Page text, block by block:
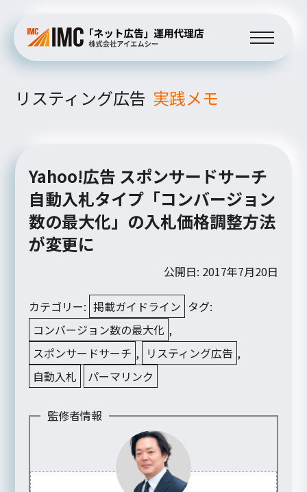
リスティング広告 実践メモ
Yahoo!広告 スポンサードサーチ
自動入札タイプ「コンバージョン
数の最大化」の入札価格調整方法
が変更に
公開日: 2017年7月20日
カテゴリー: 掲載ガイドライン タグ:
コンバージョン数の最大化 ,
スポンサードサーチ , リスティング広告 ,
自動入札
パーマリンク
監修者情報